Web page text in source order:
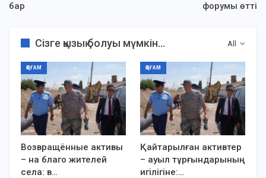
бар
форумы өтті
All
Сізге қызық болуы мүмкін...
ҚОҒАМ
Возвращённые активы
– на благо жителей
села: в…
ҚОҒАМ
Қайтарылған активтер
– ауыл тұрғындарының
игілігіне:…